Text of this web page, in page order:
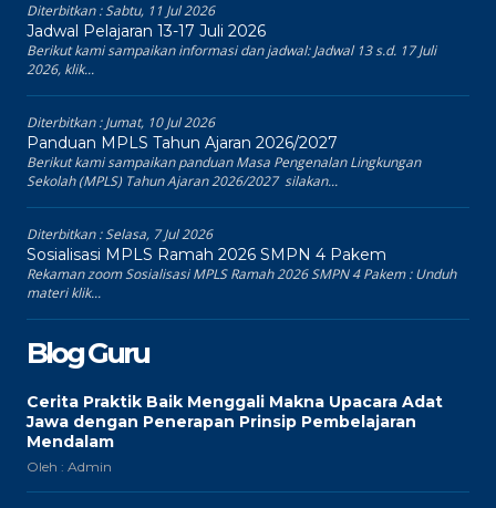
Diterbitkan :Sabtu, 11 Jul 2026
Jadwal Pelajaran 13-17 Juli 2026
Berikut kami sampaikan informasi dan jadwal: Jadwal 13 s.d. 17 Juli
2026, klik...
Diterbitkan :Jumat, 10 Jul 2026
Panduan MPLS Tahun Ajaran 2026/2027
Berikut kami sampaikan panduan Masa Pengenalan Lingkungan
Sekolah (MPLS) Tahun Ajaran 2026/2027 silakan...
Diterbitkan :Selasa, 7 Jul 2026
Sosialisasi MPLS Ramah 2026 SMPN 4 Pakem
Rekaman zoom Sosialisasi MPLS Ramah 2026 SMPN 4 Pakem : Unduh
materi klik...
Blog Guru
Cerita Praktik Baik Menggali Makna Upacara Adat
Jawa dengan Penerapan Prinsip Pembelajaran
Mendalam
Oleh : Admin